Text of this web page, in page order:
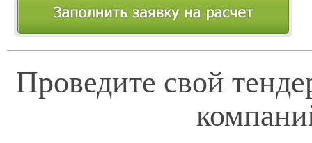
Проведите свой